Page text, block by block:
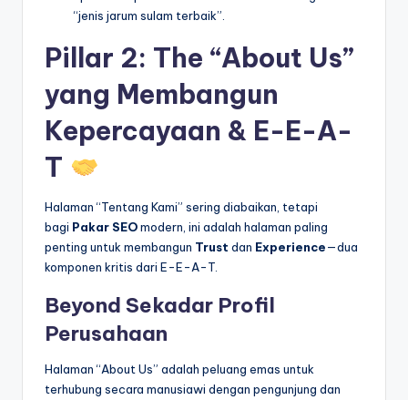
“jenis jarum sulam terbaik”.
Pillar 2: The “About Us”
yang Membangun
Kepercayaan & E-E-A-
T
Halaman “Tentang Kami” sering diabaikan, tetapi
bagi Pakar SEOmodern, ini adalah halaman paling
penting untuk membangun Trust dan Experience—dua
komponen kritis dari E-E-A-T.
Beyond Sekadar Profil
Perusahaan
Halaman “About Us” adalah peluang emas untuk
terhubung secara manusiawi dengan pengunjung dan